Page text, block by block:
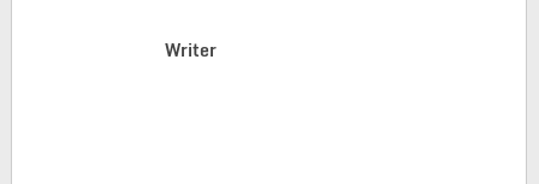
Writer